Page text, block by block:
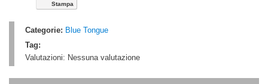
Stampa
Categorie: Blue Tongue
Tag:
Valutazioni: Nessuna valutazione